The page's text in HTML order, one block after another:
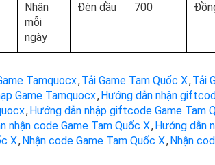
Nhận
mỗi
ngày
Đèn dầu 700
Tamquocx,Tải Game Tam Quốc X,Tải
Game Tamquocx,Hướng dẫn nhận
,Hướng dẫn nhập giftcode Game Tam
nhận code Game Tam Quốc X,Hướng dẫn
X,Nhận code Game Tam Quốc X,Nhận